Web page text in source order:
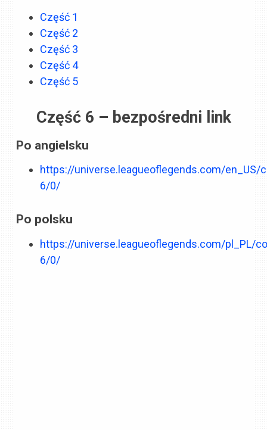
Część 1
Część 2
Część 3
Część 4
Część 5
Część 6 – bezpośredni link
Po angielsku
https://universe.leagueoflegends.com/
6/0/
Po polsku
https://universe.leagueoflegends.com/pl_PL/
6/0/